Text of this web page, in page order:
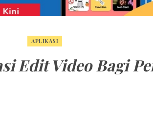
APLIKASI
Edit Video Bagi